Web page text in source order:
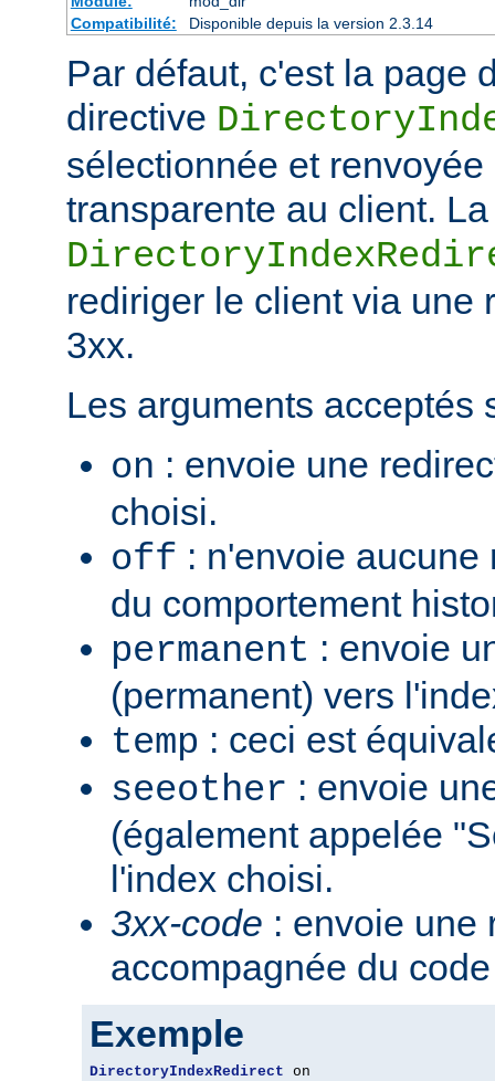
Compatibilité:
Disponible depuis la version 2.3.14
Par défaut, c'est la page
directive
sélectionnée et
transparente au client.
rediriger le client via une
3xx.
Les arguments acceptés
on : envoie une
choisi.
off : n'envoie
du comportement
permanent : envoie
(permanent) vers
temp : ceci est
seeother : envoie
(également appelée
l'index choisi.
3xx-code : envoie une
accompagnée du
Exemple
DirectoryIndexRedirect on